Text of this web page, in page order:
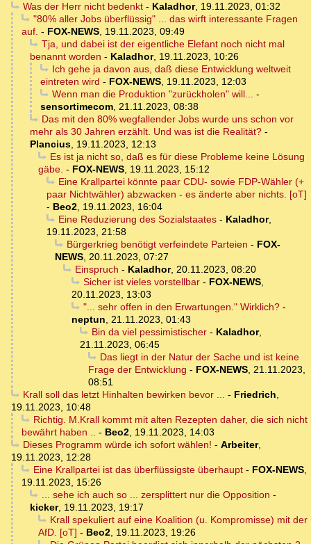
Was der Herr nicht bedenkt- Kaladhor, 19.11.2023, 01:32
"80% aller Jobs überflüssig" ... das wirft interessante Fragen
auf. - FOX-NEWS, 19.11.2023, 09:49
Tja, und dabei ist der eigentliche Elefant noch nicht mal
benannt worden - Kaladhor, 19.11.2023, 10:26
Ich gehe ja davon aus, daß diese Entwicklung weltweit
eintreten wird - FOX-NEWS, 19.11.2023, 12:03
Wenn man die Produktion "zurückholen" will... -
sensortimecom, 21.11.2023, 08:38
Das mit den 80% wegfallender Jobs wurde uns schon vor
mehr als 30 Jahren erzählt. Und was ist die Realität? -
Plancius, 19.11.2023, 12:13
Es ist ja nicht so, daß es für diese Probleme keine Lösung
gäbe. - FOX-NEWS, 19.11.2023, 15:12
Eine Krallpartei könnte paar CDU- sowie FDP-Wähler (+
paar Nichtwähler) abzwacken - es änderte aber nichts. [oT]
- Beo2, 19.11.2023, 16:04
Eine Reduzierung des Sozialstaates- Kaladhor,
19.11.2023, 21:58
Bürgerkrieg benötigt verfeindete Parteien - FOX-
NEWS, 20.11.2023, 07:27
Einspruch - Kaladhor, 20.11.2023, 08:20
Sicher ist vieles vorstellbar- FOX-NEWS,
20.11.2023, 13:03
"... sehr offen in den Erwartungen." Wirklich?-
neptun, 21.11.2023, 01:43
Bin da viel pessimistischer- Kaladhor,
21.11.2023, 06:45
Das liegt in der Natur der Sache und ist keine
Frage der Entwicklung - FOX-NEWS, 21.11.2023,
08:51
Krall soll das letzt Hinhalten bewirken bevor ... - Friedrich,
19.11.2023, 10:48
Richtig. M.Krall kommt mit alten Rezepten daher, die sich nicht
bewährt haben .. - Beo2, 19.11.2023, 14:03
Dieses Programm würde ich sofort wählen! - Arbeiter,
19.11.2023, 12:28
Eine Krallpartei ist das überflüssigste überhaupt- FOX-NEWS,
19.11.2023, 15:26
... sehe ich auch so ... zersplittert nur die Opposition -
kicker, 19.11.2023, 19:17
Krall spekuliert auf eine Koalition (u. Kompromisse) mit der
AfD. [oT] - Beo2, 19.11.2023, 19:26